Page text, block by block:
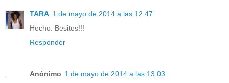
TARA 1 de mayo de 2014 a las 12:47
Hecho. Besitos!!!
Responder
Anónimo 1 de mayo de 2014 a las 13:03